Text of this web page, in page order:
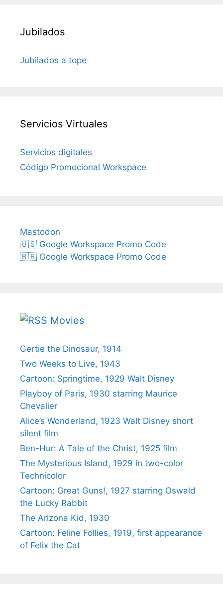
Jubilados
Jubilados a tope
Servicios Virtuales
Servicios digitales
Código Promocional Workspace
Mastodon
🇺🇸 Google Workspace Promo Code
🇧🇷 Google Workspace Promo Code
Movies
Gertie the Dinosaur, 1914
Two Weeks to Live, 1943
Cartoon: Springtime, 1929 Walt Disney
Playboy of Paris, 1930 starring Maurice
Chevalier
Alice’s Wonderland, 1923 Walt Disney short
silent film
Ben-Hur: A Tale of the Christ, 1925 film
The Mysterious Island, 1929 in two-color
Technicolor
Cartoon: Great Guns!, 1927 starring Oswald
the Lucky Rabbit
The Arizona Kid, 1930
Cartoon: Feline Follies, 1919, first appearance
of Felix the Cat